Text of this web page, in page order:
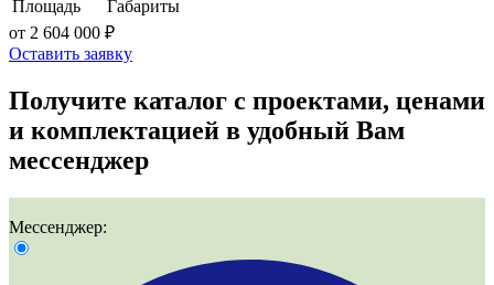
Площадь
Габариты
от 2 604 000 ₽
Оставить заявку
Получите каталог с проектами, ценами
и комплектацией в удобный Вам
мессенджер
Мессенджер: